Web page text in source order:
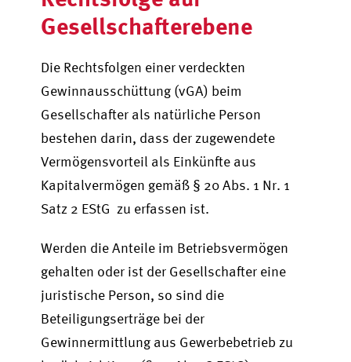
Gesellschafterebene
Die Rechtsfolgen einer verdeckten
Gewinnausschüttung (vGA) beim
Gesellschafter als natürliche Person
bestehen darin, dass der zugewendete
Vermögensvorteil als Einkünfte aus
Kapitalvermögen gemäß § 20 Abs. 1 Nr. 1
Satz 2 EStG zu erfassen ist.
Werden die Anteile im Betriebsvermögen
gehalten oder ist der Gesellschafter eine
juristische Person, so sind die
Beteiligungserträge bei der
Gewinnermittlung aus Gewerbebetrieb zu